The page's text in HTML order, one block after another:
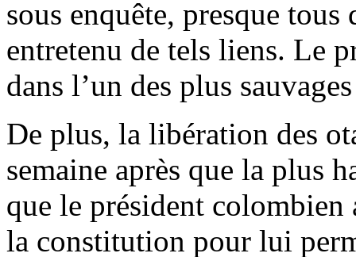
sous enquête, presque
entretenu de tels liens. Le
dans l’un des plus
De plus, la libération des
semaine après que la plus
que le président
la constitution pour lui